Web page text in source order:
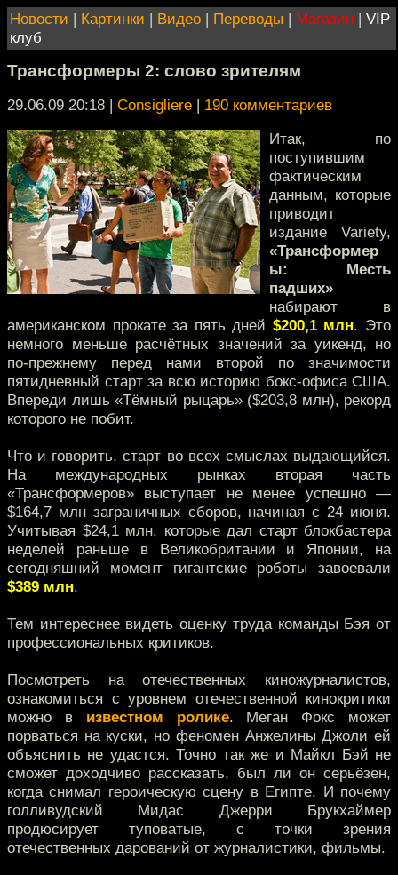
Новости | Картинки | Видео | Переводы | Магазин | VIP
клуб
Трансформеры 2: слово зрителям
29.06.09 20:18 | Consigliere | 190 комментариев
Итак, по
поступившим
фактическим
данным, которые
приводит
издание Variety,
«Трансформер
ы: Месть
падших»
набирают в
американском прокате за пять дней $200,1 млн. Это
немного меньше расчётных значений за уикенд, но
по-прежнему перед нами второй по значимости
пятидневный старт за всю историю бокс-офиса США.
Впереди лишь «Тёмный рыцарь» ($203,8 млн), рекорд
которого не побит.
Что и говорить, старт во всех смыслах выдающийся.
На международных рынках вторая часть
«Трансформеров» выступает не менее успешно —
$164,7 млн заграничных сборов, начиная с 24 июня.
Учитывая $24,1 млн, которые дал старт блокбастера
неделей раньше в Великобритании и Японии, на
сегодняшний момент гигантские роботы завоевали
$389 млн.
Тем интереснее видеть оценку труда команды Бэя от
профессиональных критиков.
Посмотреть на отечественных киножурналистов,
ознакомиться с уровнем отечественной кинокритики
можно в известном ролике. Меган Фокс может
порваться на куски, но феномен Анжелины Джоли ей
объяснить не удастся. Точно так же и Майкл Бэй не
сможет доходчиво рассказать, был ли он серьёзен,
когда снимал героическую сцену в Египте. И почему
голливудский Мидас Джерри Брукхаймер
продюсирует туповатые, с точки зрения
отечественных дарований от журналистики, фильмы.